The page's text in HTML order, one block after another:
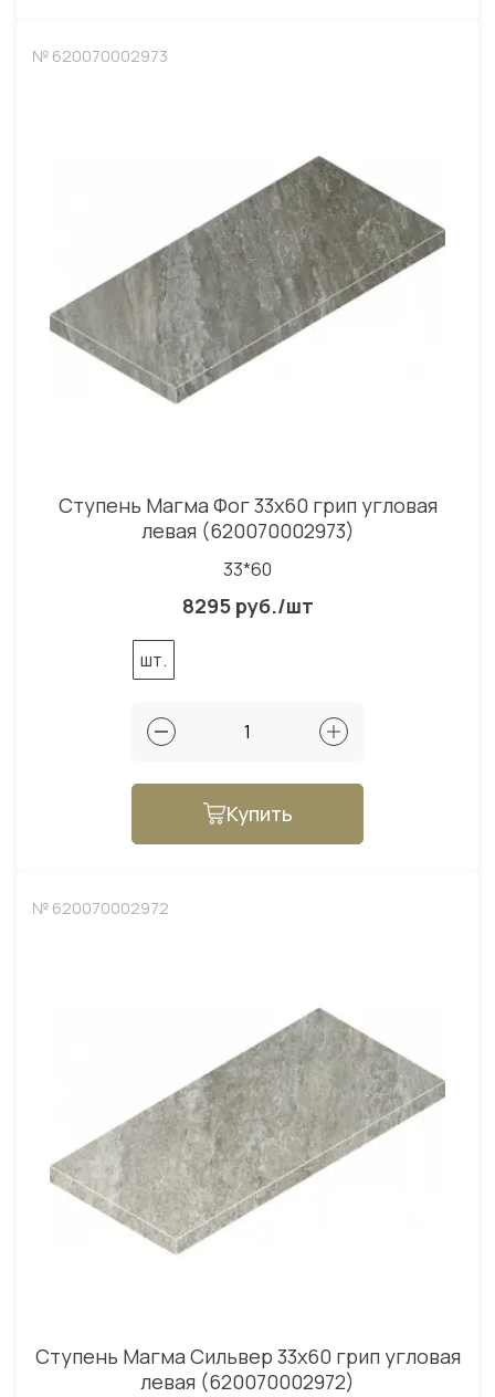
№ 620070002973
Ступень Магма Фог 33x60 грип угловая
левая (620070002973)
33*60
8295 руб./шт
шт.
Купить
№ 620070002972
Ступень Магма Сильвер 33x60 грип угловая
левая (620070002972)